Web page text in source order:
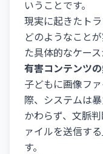
いうことです。
現実に起きたト
どのようなこと
た具体的なケー
有害コンテンツ
子どもに画像フ
際、システムは
かわらず、文脈
ァイルを送信す
す。